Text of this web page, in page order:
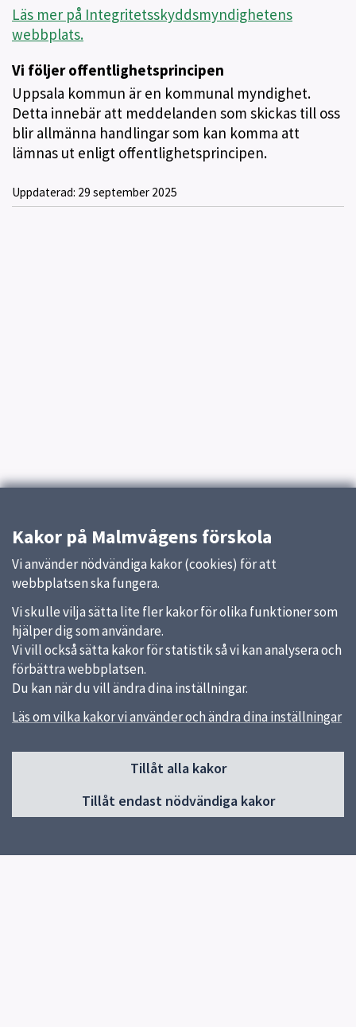
Läs mer på Integritetsskyddsmyndighetens
webbplats.
Vi följer offentlighetsprincipen
Uppsala kommun är en kommunal myndighet.
Detta innebär att meddelanden som skickas till oss
blir allmänna handlingar som kan komma att
lämnas ut enligt offentlighetsprincipen.
Uppdaterad: 29 september 2025
Kakor på Malmvågens förskola
Vi använder nödvändiga kakor (cookies) för att
webbplatsen ska fungera.
Vi skulle vilja sätta lite fler kakor för olika funktioner som
hjälper dig som användare.
Vi vill också sätta kakor för statistik så vi kan analysera och
förbättra webbplatsen.
Du kan när du vill ändra dina inställningar.
Läs om vilka kakor vi använder och ändra dina inställningar
Tillåt alla kakor
Tillåt endast nödvändiga kakor